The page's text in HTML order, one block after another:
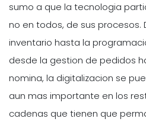
sumo a que la tecnologia
no en todos, de sus procesos.
inventario hasta la
desde la gestion de pedidos
nomina, la digitalizacion se
aun mas importante en los
cadenas que tienen que